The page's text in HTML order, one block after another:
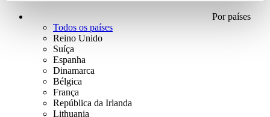
Por países
Todos os países
Reino Unido
Suíça
Espanha
Dinamarca
Bélgica
França
República da Irlanda
Lithuania